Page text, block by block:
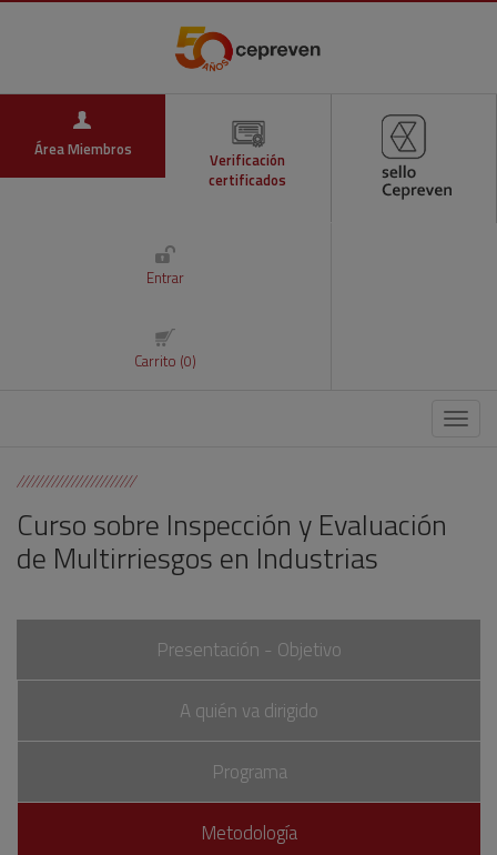
Área Miembros
Verificación
certificados
Entrar
Carrito (0)
Menú
Curso sobre Inspección y Evaluación
de Multirriesgos en Industrias
Presentación - Objetivo
A quién va dirigido
Programa
Metodología